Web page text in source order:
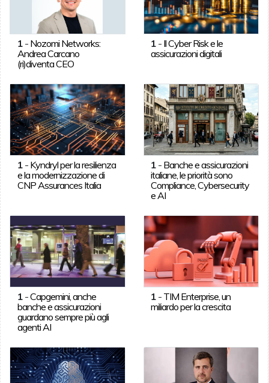
1- Nozomi Networks:
Andrea Carcano
(ri)diventa CEO
1 - Il Cyber Risk e le
assicurazioni digitali
1- Kyndryl per la resilienza
e la modernizzazione di
CNP Assurances Italia
1 - Banche e assicurazioni
italiane, le priorità sono
Compliance, Cybersecurity
e AI
1-Capgemini, anche
banche e assicurazioni
guardano sempre più agli
agenti AI
1 - TIM Enterprise, un
miliardo per la crescita